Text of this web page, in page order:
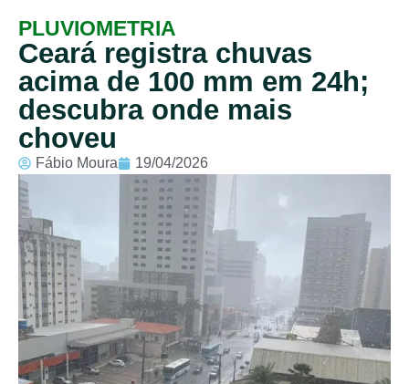
PLUVIOMETRIA
Ceará registra chuvas
acima de 100 mm em 24h;
descubra onde mais
choveu
Fábio Moura 19/04/2026